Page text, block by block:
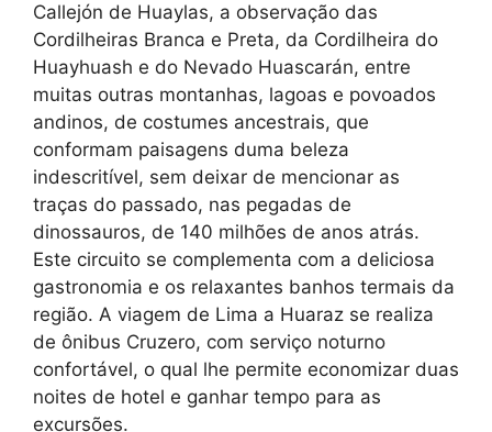
Callejón de Huaylas, a observação das
Cordilheiras Branca e Preta, da Cordilheira do
Huayhuash e do Nevado Huascarán, entre
muitas outras montanhas, lagoas e povoados
andinos, de costumes ancestrais, que
conformam paisagens duma beleza
indescritível, sem deixar de mencionar as
traças do passado, nas pegadas de
dinossauros, de 140 milhões de anos atrás.
Este circuito se complementa com a deliciosa
gastronomia e os relaxantes banhos termais da
região. A viagem de Lima a Huaraz se realiza
de ônibus Cruzero, com serviço noturno
confortável, o qual lhe permite economizar duas
noites de hotel e ganhar tempo para as
excursões.